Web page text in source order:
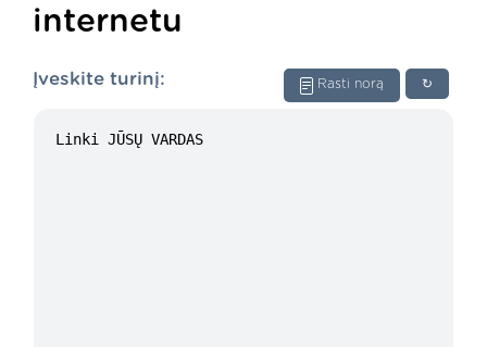
internetu
↻
Rasti norą
Įveskite turinį: